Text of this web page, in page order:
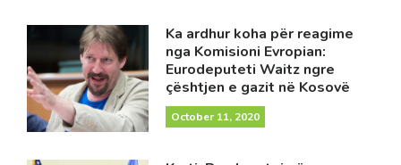
Ka ardhur koha për reagime
nga Komisioni Evropian:
Eurodeputeti Waitz ngre
çështjen e gazit në Kosovë
October 11, 2020